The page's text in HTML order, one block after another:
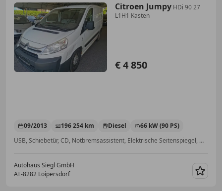
Citroen Jumpy HDi 90 27
L1H1 Kasten
€ 4 850
09/2013 196 254 km Diesel
66 kW (90 PS)
USB, Schiebetür, CD, Notbremsassistent, Elektrische Seitenspiegel, Multifunktionslenkrad, Zentralverriegelung mit Funkfernbedienung, Soundsystem
Autohaus Siegl GmbH
AT-8282 Loipersdorf